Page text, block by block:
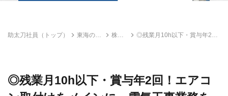
助太刀社員（トップ）
東海の建
株式
◎残業月10h以下・賞与年2
◎残業月10h以下・賞与年2回！エアコ